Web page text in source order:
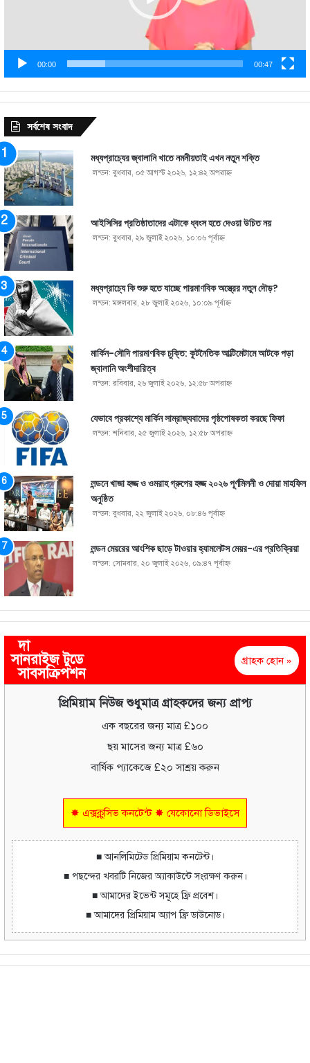
00:00 00:47
সর্বশেষ সংবাদ
মধ্যপ্রাচ্যের জ্বালানি খাতে নমনীয়তাই এখন নতুন শক্তি
লন্ডন: বুধবার, ০৫ আগস্ট ২০২৬, ১২:৪২ অপরাহ্ণ
আইসিসির প্রতিষ্ঠাতাদের এটাকে ধ্বংস হতে দেওয়া উচিত নয়
লন্ডন: বুধবার, ২৯ জুলাই ২০২৬, ১০:০৬ পূর্বাহ্ণ
মধ্যপ্রাচ্যে কি শুরু হতে যাচ্ছে পারমাণবিক অস্ত্রের নতুন দৌড়?
লন্ডন: মঙ্গলবার, ২৮ জুলাই ২০২৬, ১০:০৯ পূর্বাহ্ণ
মার্কিন-সৌদি পারমাণবিক চুক্তি: কূটনৈতিক আল্টিমেটামে আটকে পড়া
জ্বালানি অংশীদারিত্ব
লন্ডন: রবিবার, ২৬ জুলাই ২০২৬, ১২:৫৮ অপরাহ্ণ
যেভাবে প্রকাশ্যে মার্কিন সাম্রাজ্যবাদের পৃষ্ঠপোষকতা করছে ফিফা
লন্ডন: শনিবার, ২৫ জুলাই ২০২৬, ১২:৫৮ অপরাহ্ণ
লন্ডনে খাজা হজ্জ ও ওমরাহ গ্রুপের হজ্জ ২০২৬ পূর্ণমিলনী ও দোয়া মাহফিল
অনুষ্ঠিত
লন্ডন: বুধবার, ২২ জুলাই ২০২৬, ০৮:৪৬ পূর্বাহ্ণ
লন্ডন মেয়রের আংশিক ছাড়ে টাওয়ার হ্যামলেটস মেয়র-এর প্রতিক্রিয়া
লন্ডন: সোমবার, ২০ জুলাই ২০২৬, ০৯:৪৭ পূর্বাহ্ণ
দা
সানরাইজ টুডে
সাবসক্রিপশন
গ্রাহক হোন »
প্রিমিয়াম নিউজ শুধুমাত্র গ্রাহকদের জন্য প্রাপ্য
এক বছরের জন্য মাত্র £১০০
ছয় মাসের জন্য মাত্র £৬০
বার্ষিক প্যাকেজে £২০ সাশ্রয় করুন
✸ এক্সক্লুসিভ কনটেন্ট ✸ যেকোনো ডিভাইসে
■ আনলিমিটেড প্রিমিয়াম কনটেন্ট।
■ পছন্দের খবরটি নিজের অ্যাকাউন্টে সংরক্ষণ করুন।
■ আমাদের ইভেন্ট সমূহে ফ্রি প্রবেশ।
■ আমাদের প্রিমিয়াম অ্যাপ ফ্রি ডাউনোড।